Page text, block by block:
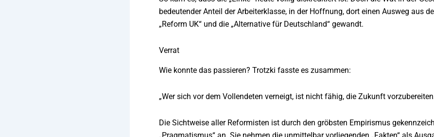
bedeutender Anteil der Arbeiterklasse, in der Hoffnung, dort einen Ausweg aus
„Reform UK“ und die „Alternative für Deutschland“ gewandt.
Verrat
Wie konnte das passieren? Trotzki fasste es zusammen:
„Wer sich vor dem Vollendeten verneigt, ist nicht fähig, die Zukunft
Die Sichtweise aller Reformisten ist durch den gröbsten Empirismus
„Pragmatismus“ an. Sie nehmen die unmittelbar vorliegenden „Fakten“ als